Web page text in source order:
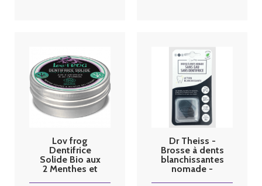
Lov frog
Dentifrice
Solide Bio aux
2 Menthes et
Dr Theiss -
Brosse à dents
blanchissantes
nomade -